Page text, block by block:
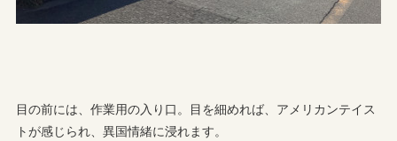
目の前には、作業用の入り口。目を細めれば、アメリカンテイス
トが感じられ、異国情緒に浸れます。